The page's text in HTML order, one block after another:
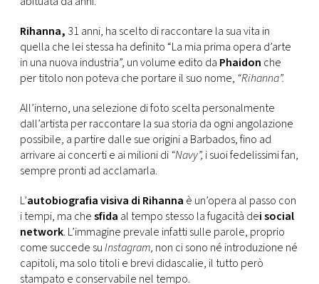
CONSIGLIA
Rihanna, 31 anni, ha scelto di raccontare la sua vita in
quella che lei stessa ha definito “La mia prima opera d’arte
in una nuova industria”, un volume edito da Phaidon che
per titolo non poteva che portare il suo nome, “Rihanna”.
All’interno, una selezione di foto scelta personalmente
dall’artista per raccontare la sua storia da ogni angolazione
possibile, a partire dalle sue origini a Barbados, fino ad
arrivare ai concerti e ai milioni di “Navy”, i suoi fedelissimi fan,
sempre pronti ad acclamarla.
L’autobiografia visiva di Rihanna è un’opera al passo con
i tempi, ma chesfida al tempo stesso la fugacità dei social
network. L’immagine prevale infatti sulle parole, proprio
come succede suInstagram, non ci sono né introduzione né
capitoli, ma solo titoli e brevi didascalie, il tutto però
stampato e conservabile nel tempo.